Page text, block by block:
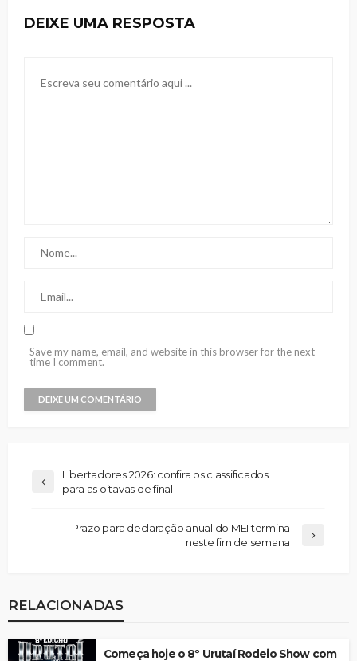
DEIXE UMA RESPOSTA
Save my name, email, and website in this browser for the next
time I comment.
Libertadores 2026: confira os classificados
para as oitavas de final
Prazo para declaração anual do MEI termina
neste fim de semana
RELACIONADAS
Começa hoje o 8º Urutaí Rodeio Show com